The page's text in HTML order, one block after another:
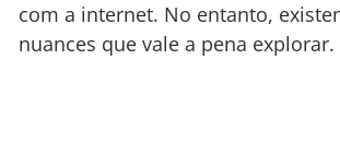
com a internet. No entanto,
nuances que vale a pena explorar.